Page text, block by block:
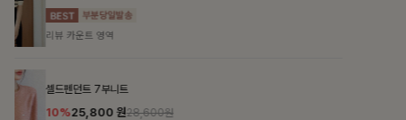
리뷰 카운트 영역
헨틴링클 날개티셔츠+치마바지SET
12%29,900원